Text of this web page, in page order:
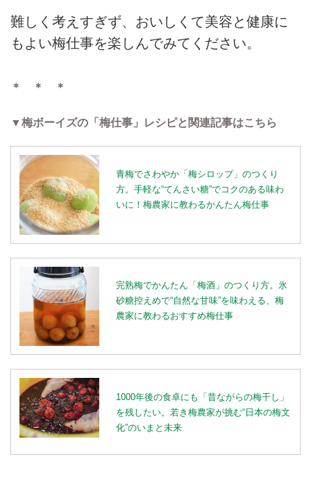
難しく考えすぎず、おいしくて美容と健康に
もよい梅仕事を楽しんでみてください。
＊ ＊ ＊
▼梅ボーイズの「梅仕事」レシピと関連記事はこちら
青梅でさわやか「梅シロップ」のつくり
方。手軽な“てんさい糖”でコクのある味わ
いに！梅農家に教わるかんたん梅仕事
完熟梅でかんたん「梅酒」のつくり方。氷
砂糖控えめで“自然な甘味”を味わえる、梅
農家に教わるおすすめ梅仕事
1000年後の食卓にも「昔ながらの梅干し」
を残したい。若き梅農家が挑む“日本の梅文
化”のいまと未来